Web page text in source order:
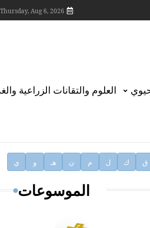
Thursday, Aug 6, 2026
العلوم والتقانات الزراعية
ق ك ل م ن هـ و ي
الموسوعات